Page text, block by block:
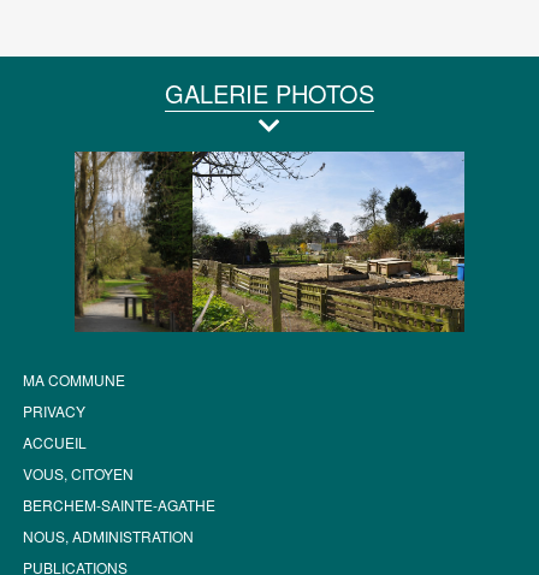
GALERIE PHOTOS
MA COMMUNE
PRIVACY
ACCUEIL
VOUS, CITOYEN
BERCHEM-SAINTE-AGATHE
NOUS, ADMINISTRATION
PUBLICATIONS